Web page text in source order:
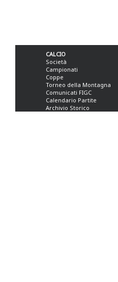
CALCIO
Società
Campionati
Coppe
Torneo della Montagna
Comunicati FIGC
Calendario Partite
Archivio Storico